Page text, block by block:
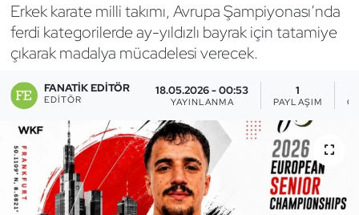
Erkek karate milli takımı, Avrupa Şampiyonası’nda
ferdi kategorilerde ay-yıldızlı bayrak için tatamiye
çıkarak madalya mücadelesi verecek.
FANATIK EDITÖR
EDITÖR
18.05.2026 - 00:53
YAYINLANMA
1
PAYLAŞIM
Boks
Briç
Buz Hokeyi
Buz Pateni
Çim Hokeyi